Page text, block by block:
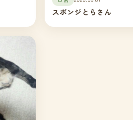
スポンジとらさん